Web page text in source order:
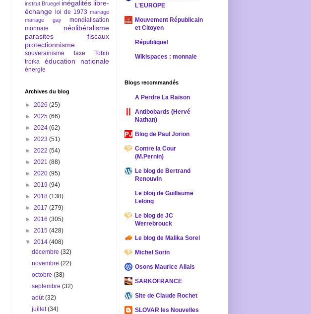
institut Bruegel inégalités libre-
échange
loi de 1973 mariage
mariage gay
mondialisation
monnaie
néolibéralisme
parasites fiscaux
protectionnisme
souverainisme
taxe Tobin
troïka
éducation nationale
énergie
Archives du blog
► 2026 (25)
► 2025 (66)
► 2024 (62)
► 2023 (51)
► 2022 (54)
► 2021 (88)
► 2020 (95)
► 2019 (94)
► 2018 (138)
► 2017 (279)
► 2016 (305)
► 2015 (428)
▼ 2014 (408)
décembre(32)
novembre(22)
octobre(38)
septembre(32)
août(32)
juillet(34)
L'EUROPE
Mouvement Républicain
et Citoyen
République!
Wikispaces : monnaie
Blogs recommandés
A Perdre La Raison
Antibobards (Hervé
Nathan)
Blog de Paul Jorion
Contre la Cour
(M.Pernin)
Le blog de Bertrand
Renouvin
Le blog de Guillaume
Lelong
Le blog de JC
Werrebrouck
Le blog de Malika Sorel
Michel Sorin
Osons Maurice Allais
SARKOFRANCE
Site de Claude Rochet
SLOVAR les Nouvelles